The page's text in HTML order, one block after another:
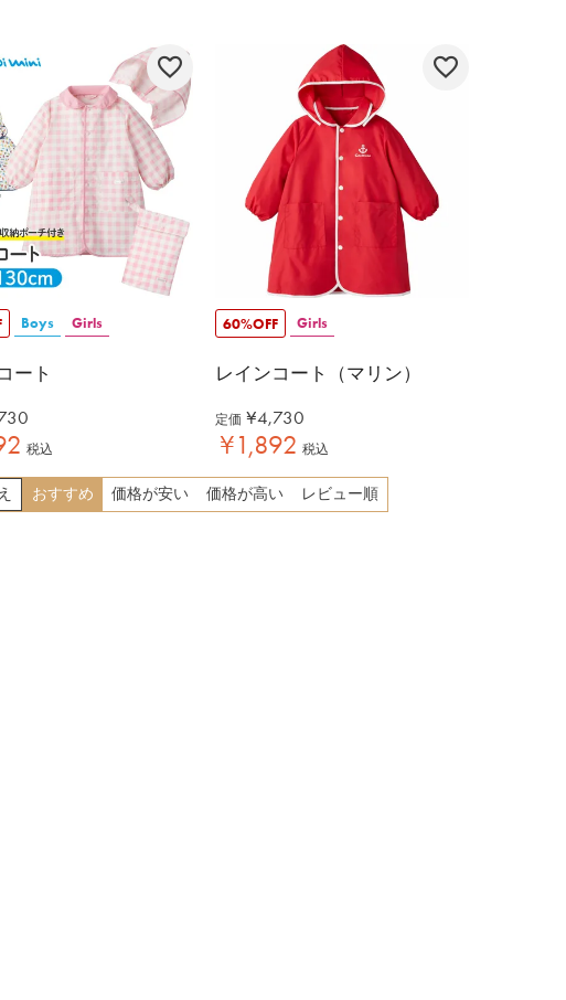
Boys Girls
ート
税込
60%OFF Girls
レインコート（マリン）
定価 ¥4,730
¥1,892 税込
おすすめ 価格が安い 価格が高い レビュー順